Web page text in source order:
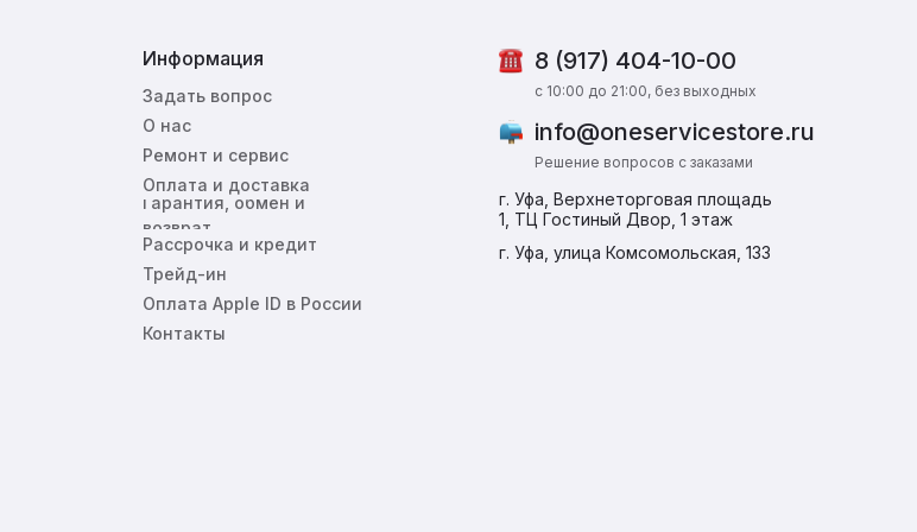
Информация
Задать вопрос
О нас
Ремонт и сервис
Оплата и доставка
Гарантия, обмен и
возврат
Рассрочка и кредит
Трейд-ин
Оплата Apple ID в России
Контакты
8 (917) 404-10-00
г. Уфа, Верхнеторговая площадь
1, ТЦ Гостиный Двор, 1 этаж
г. Уфа, улица Комсомольская, 133
info@oneservicestore.ru
c 10:00 до 21:00, без выходных
Решение вопросов с заказами